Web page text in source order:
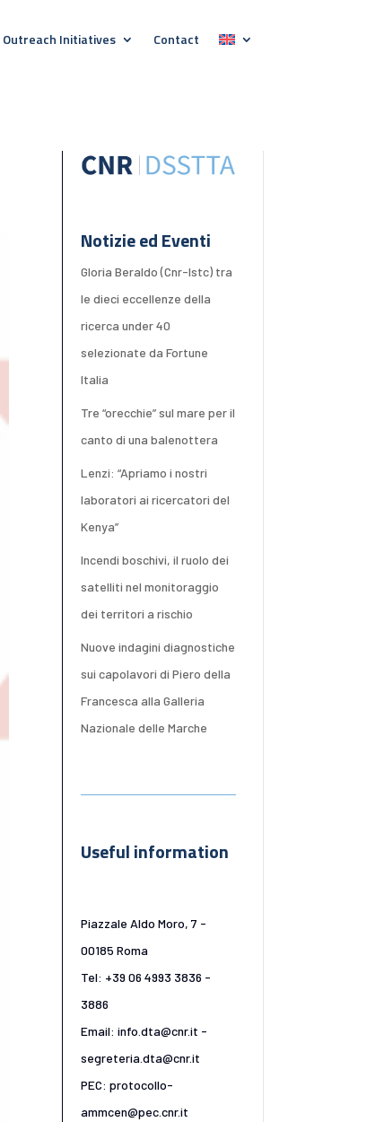
Outreach Initiatives Contact
Notizie ed Eventi
Gloria Beraldo (Cnr-Istc) tra
le dieci eccellenze della
ricerca under 40
selezionate da Fortune
Italia
Tre “orecchie” sul mare per il
canto di una balenottera
Lenzi: “Apriamo i nostri
laboratori ai ricercatori del
Kenya”
Incendi boschivi, il ruolo dei
satelliti nel monitoraggio
dei territori a rischio
Nuove indagini diagnostiche
sui capolavori di Piero della
Francesca alla Galleria
Nazionale delle Marche
Useful information
Piazzale Aldo Moro, 7 -
00185 Roma
Tel: +39 06 4993 3836 -
3886
Email: info.dta@cnr.it -
segreteria.dta@cnr.it
PEC: protocollo-
ammcen@pec.cnr.it